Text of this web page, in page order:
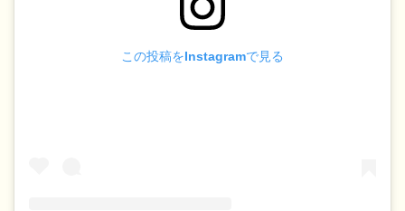
この投稿をInstagramで見る